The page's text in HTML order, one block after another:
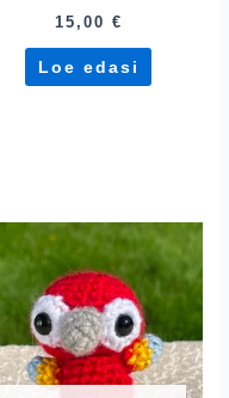
15,00 €
Loe edasi